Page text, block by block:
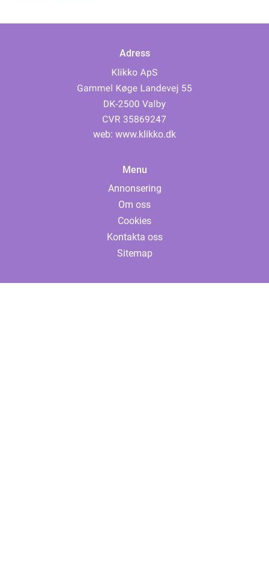
Adress
web: www.klikko.dk
Menu
Annonsering
Om oss
Cookies
Kontakta oss
Sitemap